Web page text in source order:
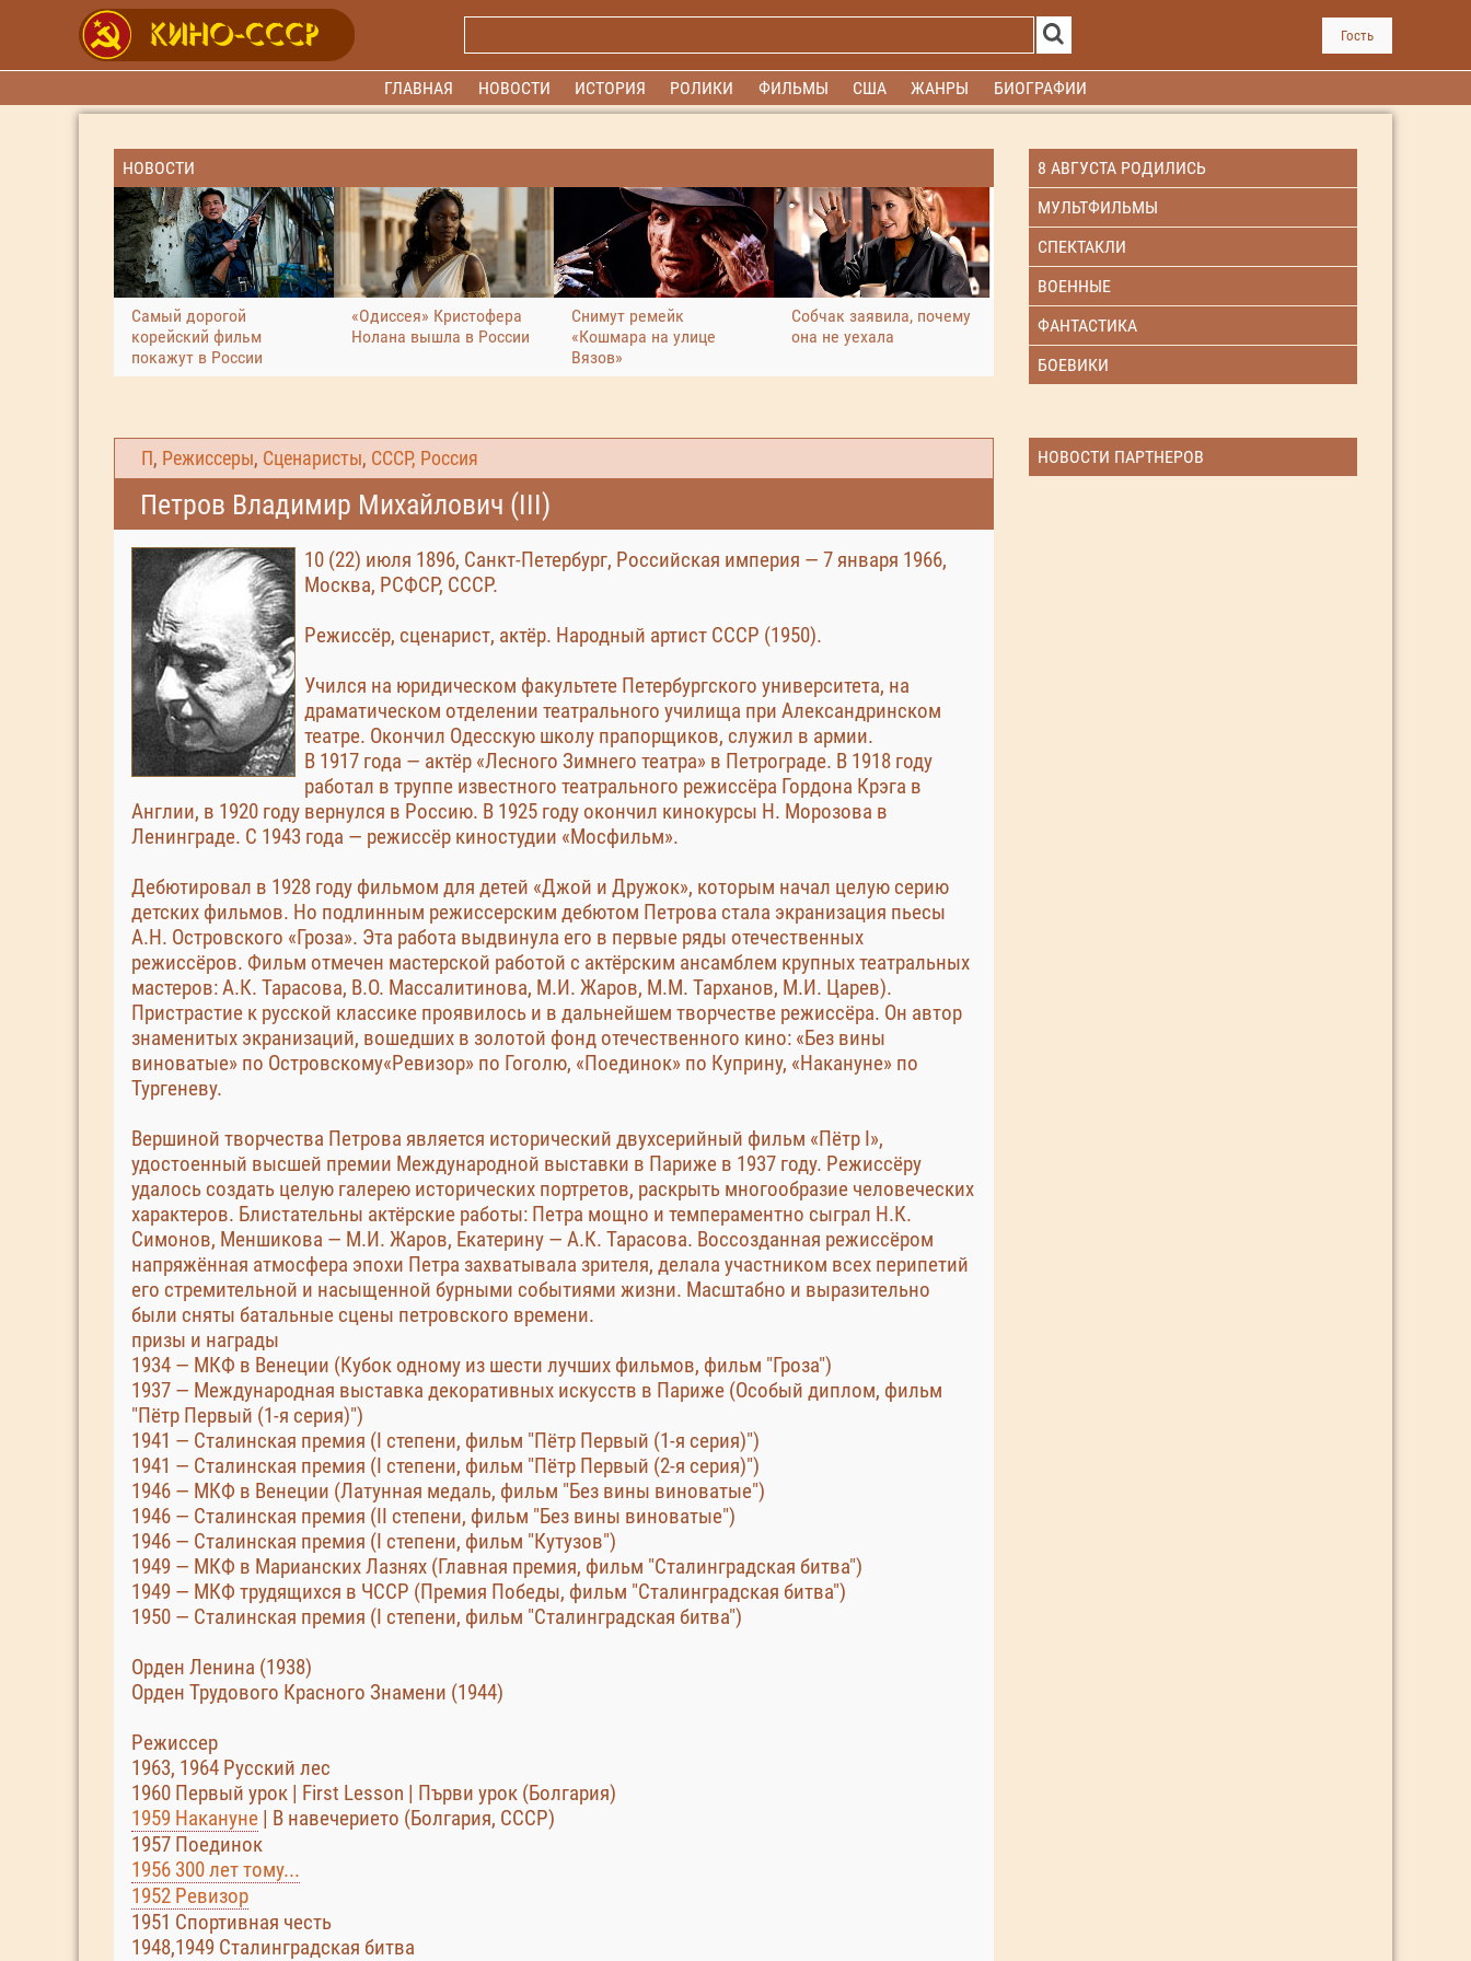
Гость
ГЛАВНАЯ НОВОСТИ ИСТОРИЯ РОЛИКИ ФИЛЬМЫ США ЖАНРЫ БИОГРАФИИ
НОВОСТИ
Самый дорогой
корейский фильм
покажут в России
«Одиссея» Кристофера
Нолана вышла в России
Снимут ремейк
«Кошмара на улице
Вязов»
Собчак заявила, почему
она не уехала
8 АВГУСТА РОДИЛИСЬ
МУЛЬТФИЛЬМЫ
СПЕКТАКЛИ
ВОЕННЫЕ
ФАНТАСТИКА
БОЕВИКИ
П , Режиссеры, Сценаристы, СССР, Россия
Петров Владимир Михайлович (III)
10 (22) июля 1896, Санкт-Петербург, Российская империя — 7 января 1966,
Москва, РСФСР, СССР.
Режиссёр, сценарист, актёр. Народный артист СССР (1950).
Учился на юридическом факультете Петербургского университета, на
драматическом отделении театрального училища при Александринском
театре. Окончил Одесскую школу прапорщиков, служил в армии.
В 1917 года — актёр «Лесного Зимнего театра» в Петрограде. В 1918 году
работал в труппе известного театрального режиссёра Гордона Крэга в
Англии, в 1920 году вернулся в Россию. В 1925 году окончил кинокурсы Н. Морозова в
Ленинграде. С 1943 года — режиссёр киностудии «Мосфильм».
Дебютировал в 1928 году фильмом для детей «Джой и Дружок», которым начал целую серию
детских фильмов. Но подлинным режиссерским дебютом Петрова стала экранизация пьесы
А.Н. Островского «Гроза». Эта работа выдвинула его в первые ряды отечественных
режиссёров. Фильм отмечен мастерской работой с актёрским ансамблем крупных театральных
мастеров: А.К. Тарасова, В.О. Массалитинова, М.И. Жаров, М.М. Тарханов, М.И. Царев).
Пристрастие к русской классике проявилось и в дальнейшем творчестве режиссёра. Он автор
знаменитых экранизаций, вошедших в золотой фонд отечественного кино: «Без вины
виноватые» по Островскому«Ревизор» по Гоголю, «Поединок» по Куприну, «Накануне» по
Тургеневу.
Вершиной творчества Петрова является исторический двухсерийный фильм «Пётр I»,
удостоенный высшей премии Международной выставки в Париже в 1937 году. Режиссёру
удалось создать целую галерею исторических портретов, раскрыть многообразие человеческих
характеров. Блистательны актёрские работы: Петра мощно и темпераментно сыграл Н.К.
Симонов, Меншикова — М.И. Жаров, Екатерину — А.К. Тарасова. Воссозданная режиссёром
напряжённая атмосфера эпохи Петра захватывала зрителя, делала участником всех перипетий
его стремительной и насыщенной бурными событиями жизни. Масштабно и выразительно
были сняты батальные сцены петровского времени.
призы и награды
1934 — МКФ в Венеции (Кубок одному из шести лучших фильмов, фильм "Гроза")
1937 — Международная выставка декоративных искусств в Париже (Особый диплом, фильм
"Пётр Первый (1-я серия)")
1941 — Сталинская премия (I степени, фильм "Пётр Первый (1-я серия)")
1941 — Сталинская премия (I степени, фильм "Пётр Первый (2-я серия)")
1946 — МКФ в Венеции (Латунная медаль, фильм "Без вины виноватые")
1946 — Сталинская премия (II степени, фильм "Без вины виноватые")
1946 — Сталинская премия (I степени, фильм "Кутузов")
1949 — МКФ в Марианских Лазнях (Главная премия, фильм "Сталинградская битва")
1949 — МКФ трудящихся в ЧССР (Премия Победы, фильм "Сталинградская битва")
1950 — Сталинская премия (I степени, фильм "Сталинградская битва")
Орден Ленина (1938)
Орден Трудового Красного Знамени (1944)
Режиссер
1963, 1964 Русский лес
1960 Первый урок | First Lesson | Първи урок (Болгария)
1959 Накануне | В навечерието (Болгария, СССР)
1957 Поединок
1956 300 лет тому...
1952 Ревизор
1951 Спортивная честь
1948,1949 Сталинградская битва
НОВОСТИ ПАРТНЕРОВ